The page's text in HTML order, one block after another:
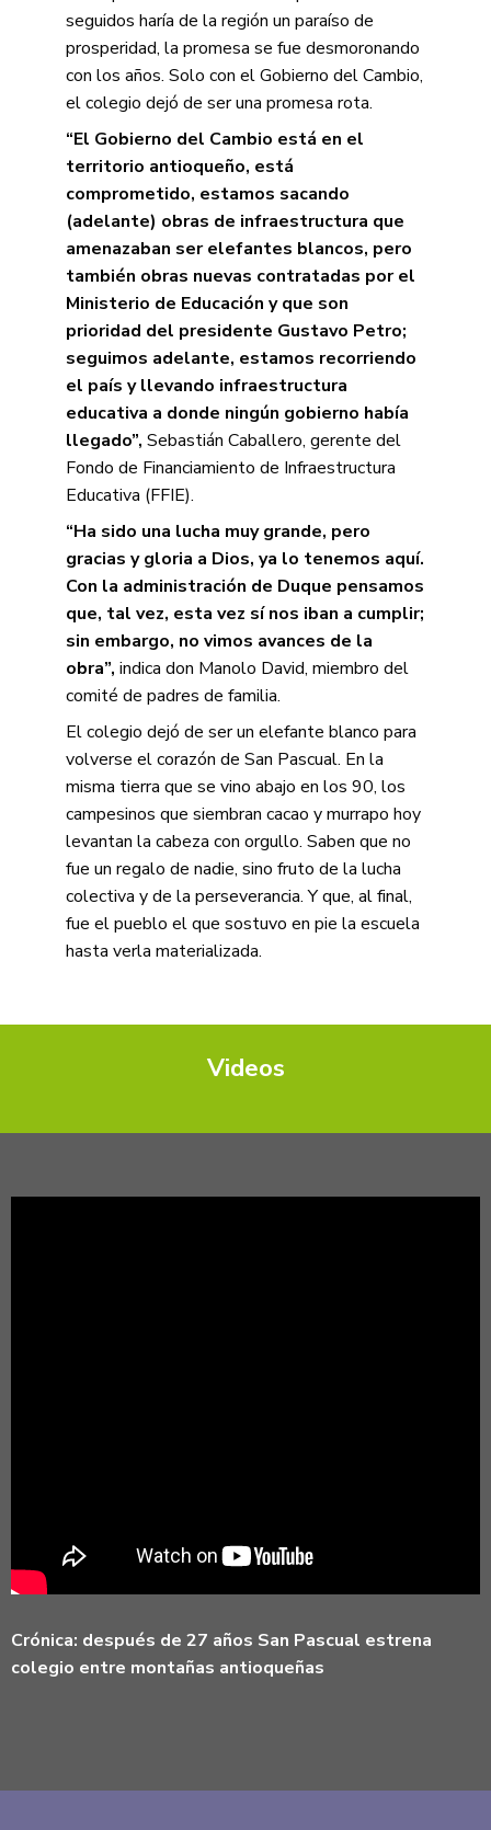
seguidos haría de la región un paraíso de
prosperidad, la promesa se fue desmoronando
con los años. Solo con el Gobierno del Cambio,
el colegio dejó de ser una promesa rota.
“El Gobierno del Cambio está en el
territorio antioqueño, está
comprometido, estamos sacando
(adelante) obras de infraestructura que
amenazaban ser elefantes blancos, pero
también obras nuevas contratadas por el
Ministerio de Educación y que son
prioridad del presidente Gustavo Petro;
seguimos adelante, estamos recorriendo
el país y llevando infraestructura
educativa a donde ningún gobierno había
llegado”, Sebastián Caballero, gerente del
Fondo de Financiamiento de Infraestructura
Educativa (FFIE).
“Ha sido una lucha muy grande, pero
gracias y gloria a Dios, ya lo tenemos aquí.
Con la administración de Duque pensamos
que, tal vez, esta vez sí nos iban a cumplir;
sin embargo, no vimos avances de la
obra”, indica don Manolo David, miembro del
comité de padres de familia.
El colegio dejó de ser un elefante blanco para
volverse el corazón de San Pascual. En la
misma tierra que se vino abajo en los 90, los
campesinos que siembran cacao y murrapo hoy
levantan la cabeza con orgullo. Saben que no
fue un regalo de nadie, sino fruto de la lucha
colectiva y de la perseverancia. Y que, al final,
fue el pueblo el que sostuvo en pie la escuela
hasta verla materializada.
Videos
Crónica: después de 27 años San Pascual estrena
colegio entre montañas antioqueñas